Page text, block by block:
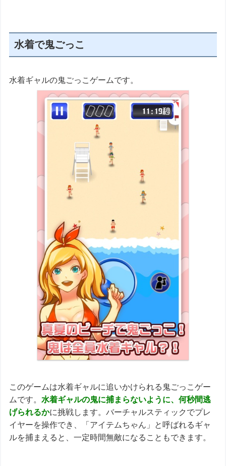
水着で鬼ごっこ
水着ギャルの鬼ごっこゲームです。
このゲームは水着ギャルに追いかけられる鬼ごっこゲー
ムです。 水着ギャルの鬼に捕まらないように、何秒間逃
げられるかに挑戦します。バーチャルスティックでプレ
イヤーを操作でき、「アイテムちゃん」と呼ばれるギャ
ルを捕まえると、一定時間無敵になることもできます。